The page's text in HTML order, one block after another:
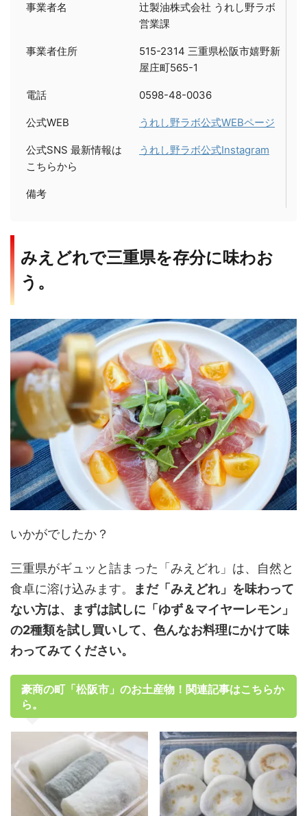
事業者名
辻製油株式会社 うれし野ラボ
営業課
事業者住所
515-2314 三重県松阪市嬉野新
屋庄町565-1
電話 0598-48-0036
公式WEB うれし野ラボ公式WEBページ
公式SNS 最新情報は
こちらから
うれし野ラボ公式Instagram
備考
みえどれで三重県を存分に味わお
う。
いかがでしたか？
三重県がギュッと詰まった「みえどれ」は、自然と
食卓に溶け込みます。
まだ「みえどれ」を味わって
ない方は、まずは試しに「ゆず＆マイヤーレモン」
の2種類を試し買いして、色んなお料理にかけて味
わってみてください。
豪商の町「松阪市」のお土産物！関連記事はこちらか
ら。